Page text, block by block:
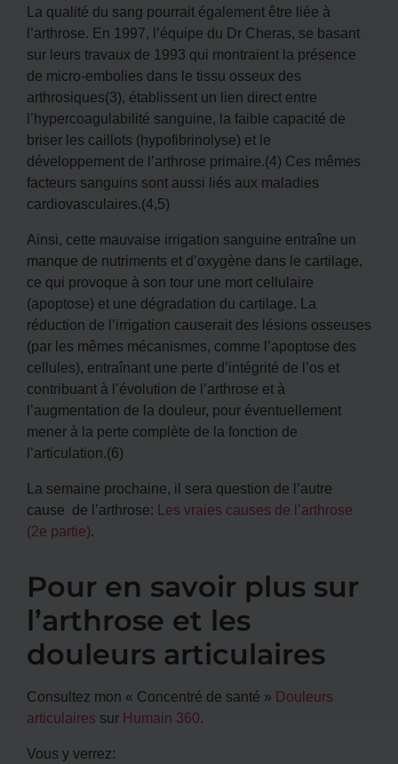
La qualité du sang pourrait également être liée à
l’arthrose. En 1997, l’équipe du Dr Cheras, se basant
sur leurs travaux de 1993 qui montraient la présence
de micro-embolies dans le tissu osseux des
arthrosiques(3), établissent un lien direct entre
l’hypercoagulabilité sanguine, la faible capacité de
briser les caillots (hypofibrinolyse) et le
développement de l’arthrose primaire.(4) Ces mêmes
facteurs sanguins sont aussi liés aux maladies
cardiovasculaires.(4,5)
Ainsi, cette mauvaise irrigation sanguine entraîne un
manque de nutriments et d’oxygène dans le cartilage,
ce qui provoque à son tour une mort cellulaire
(apoptose) et une dégradation du cartilage. La
réduction de l’irrigation causerait des lésions osseuses
(par les mêmes mécanismes, comme l’apoptose des
cellules), entraînant une perte d’intégrité de l’os et
contribuant à l’évolution de l’arthrose et à
l’augmentation de la douleur, pour éventuellement
mener à la perte complète de la fonction de
l’articulation.(6)
La semaine prochaine, il sera question de l’autre
cause de l’arthrose: Les vraies causes de l’arthrose
(2e partie).
Pour en savoir plus sur
l’arthrose et les
douleurs articulaires
Consultez mon « Concentré de santé » Douleurs
articulaires sur Humain 360.
Vous y verrez: